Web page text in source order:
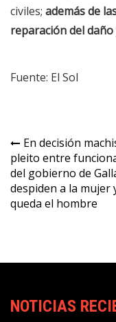
civiles; además de
reparación del
Fuente: El Sol
Navegación
de
entradas
En decisión
pleito entre
del gobierno de
despiden a la mujer
queda el hombre
NOTICIAS